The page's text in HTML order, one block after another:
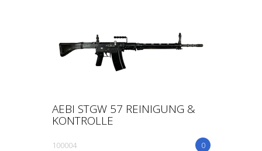
AEBI STGW 57 REINIGUNG &
KONTROLLE
0
100004